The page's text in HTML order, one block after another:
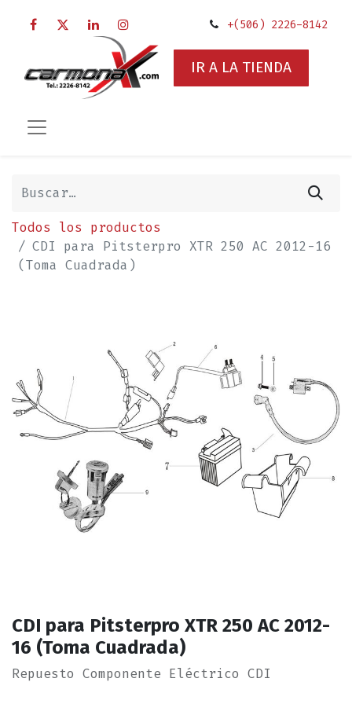
+(506) 2226-8142
IR A LA TIENDA
Todos los productos
CDI para Pitsterpro XTR 250 AC 2012-16
(Toma Cuadrada)
CDI para Pitsterpro XTR 250 AC 2012-
16 (Toma Cuadrada)
Repuesto Componente Eléctrico CDI